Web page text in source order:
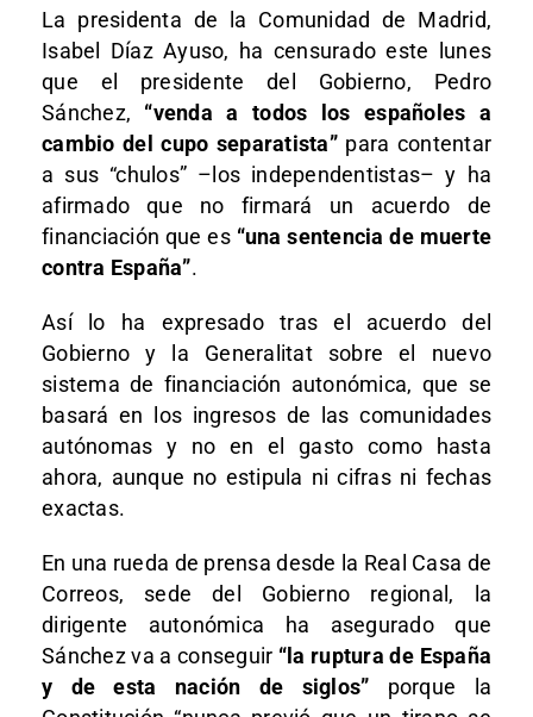
La presidenta de la Comunidad de Madrid,
Isabel Díaz Ayuso, ha censurado este lunes
que el presidente del Gobierno, Pedro
Sánchez, “venda a todos los españoles a
cambio del cupo separatista”para contentar
a sus “chulos” –los independentistas– y ha
afirmado que no firmará un acuerdo de
financiación que es “una sentencia de muerte
contra España”.
Así lo ha expresado tras el acuerdo del
Gobierno y la Generalitat sobre el nuevo
sistema de financiación autonómica, que se
basará en los ingresos de las comunidades
autónomas y no en el gasto como hasta
ahora, aunque no estipula ni cifras ni fechas
exactas.
En una rueda de prensa desde la Real Casa de
Correos, sede del Gobierno regional, la
dirigente autonómica ha asegurado que
Sánchez va a conseguir “la ruptura de España
y de esta nación de siglos” porque la